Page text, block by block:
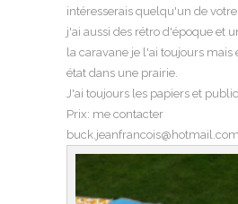
intéresserais quelqu'un de
j'ai aussi des rétro d'époque et
la caravane je l'ai toujours mais
état dans une prairie.
J'ai toujours les papiers et
Prix: me contacter
buck.jeanfrancois@hotmail.com